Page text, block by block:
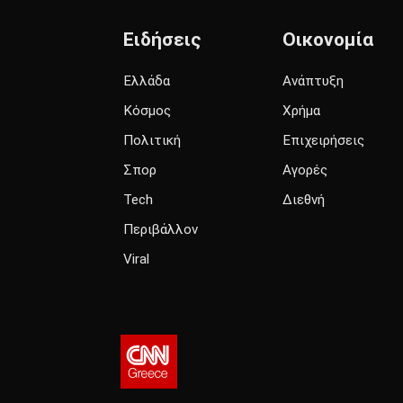
Ειδήσεις
Ελλάδα
Κόσμος
Πολιτική
Σπορ
Tech
Περιβάλλον
Viral
Οικονομία
Ανάπτυξη
Χρήμα
Επιχειρήσεις
Αγορές
Διεθνή